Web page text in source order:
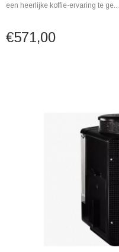
een heerlijke koffie-ervaring te ge...
€571,00